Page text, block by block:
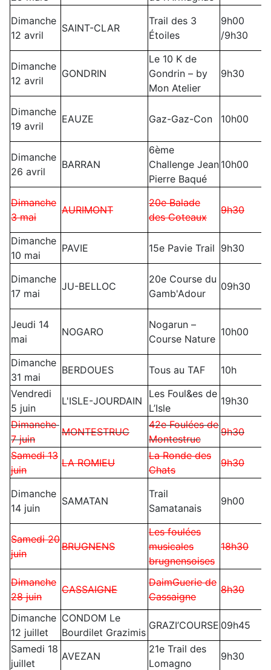
Dimanche
12 avril
SAINT-CLAR
Trail des 3
Étoiles
9h00
/9h30
Dimanche
12 avril
GONDRIN
Le 10 K de
Gondrin – by
Mon Atelier
9h30
Dimanche
19 avril
EAUZE Gaz-Gaz-Con 10h00
Dimanche
26 avril
BARRAN
6ème
Challenge Jean
Pierre Baqué
10h00
Dimanche
3 mai
AURIMONT
20e Balade
des Coteaux
9h30
Dimanche
10 mai
PAVIE 15e Pavie Trail 9h30
Dimanche
17 mai
JU-BELLOC
20e Course du
Gamb'Adour
09h30
Jeudi 14
mai
NOGARO
Nogarun –
Course Nature
10h00
Dimanche
31 mai
BERDOUES Tous au TAF
10h
Vendredi
5 juin
L'ISLE-JOURDAIN
Les Foul&es de
L’Isle
19h30
Dimanche
7 juin
MONTESTRUC
42e Foulées de
Montestruc
9h30
Samedi 13
juin
LA ROMIEU
La Ronde des
Chats
9h30
Dimanche
14 juin
SAMATAN
Trail
Samatanais
9h00
Samedi 20
juin
BRUGNENS
Les foulées
musicales
brugnensoises
18h30
Dimanche
28 juin
CASSAIGNE
DaimGuerie de
Cassaigne
8h30
Dimanche
12 juillet
CONDOM Le
Bourdilet Grazimis
GRAZI’COURSE 09h45
Samedi 18
juillet
AVEZAN
21e Trail des
Lomagno
9h30